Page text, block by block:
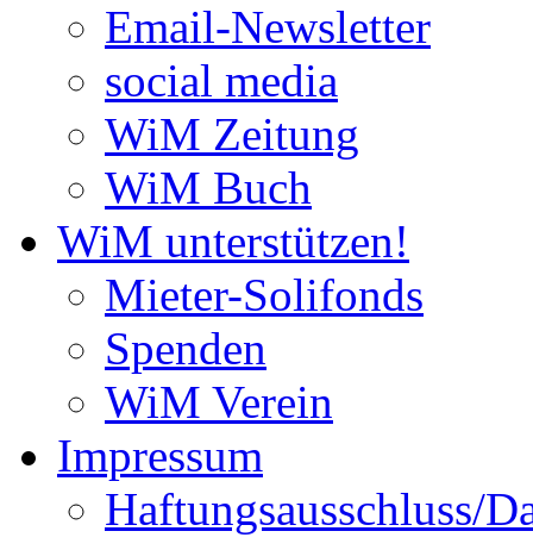
Email-Newsletter
social media
WiM Zeitung
WiM Buch
WiM unterstützen!
Mieter-Solifonds
Spenden
WiM Verein
Impressum
Haftungsausschluss/